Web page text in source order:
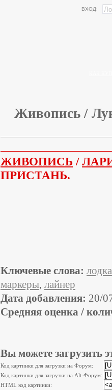
ВХОД:
Живопись /
ЖИВОПИСЬ /
ПРИСТАНЬ.
Ключевые слова: лодка
маркеры, лайнер
Дата добавления: 20/
Средняя оценка /
Вы можете загрузить
Код картинки для загрузки на Форум:
Код картинки для загрузки на Alt-Форум:
HTML код картинки: